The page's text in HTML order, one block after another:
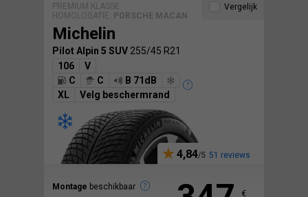
PREMIUM KLASSE
HOMOLOGATIE: PORSCHE MACAN
Michelin
Pilot Alpin 5 SUV 255/45 R21
106
V
C
C
B 71dB
XL
Velg beschermrand
4,84 51 reviews
Montage beschikbaar
Vergelijk
€